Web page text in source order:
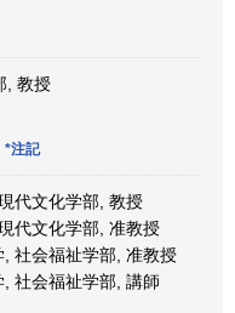
, 教授
*注記
代文化学部, 教授
代文化学部, 准教授
社会福祉学部, 准教授
社会福祉学部, 講師